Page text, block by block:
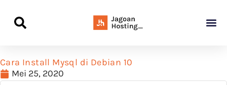
Cara Install Mysql di Debian 10
Mei 25, 2020